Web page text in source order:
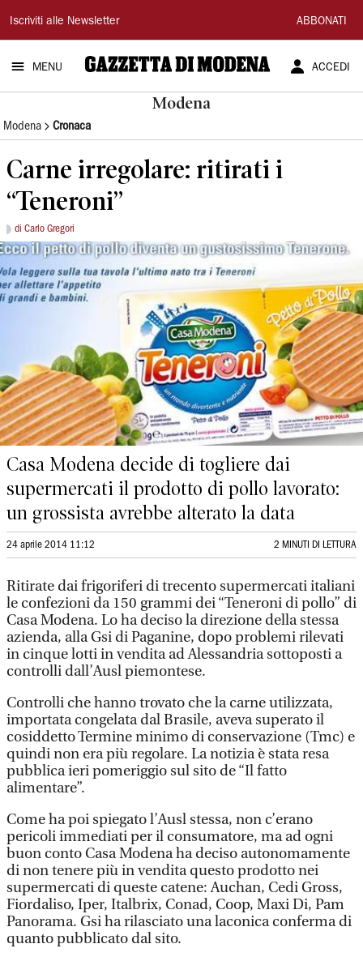
Gazzetta
di
Modena
Iscriviti alle Newsletter ABBONATI
MENU ACCEDI
Modena
Modena Cronaca
Carne irregolare: ritirati i
“Teneroni”
di Carlo Gregori
Casa Modena decide di togliere dai
supermercati il prodotto di pollo lavorato:
un grossista avrebbe alterato la data
24 aprile 2014 11:12 2 MINUTI DI LETTURA
Ritirate dai frigoriferi di trecento supermercati italiani
le confezioni da 150 grammi dei “Teneroni di pollo” di
Casa Modena. Lo ha deciso la direzione della stessa
azienda, alla Gsi di Paganine, dopo problemi rilevati
in cinque lotti in vendita ad Alessandria sottoposti a
controlli dall’Ausl piemontese.
Controlli che hanno trovato che la carne utilizzata,
importata congelata dal Brasile, aveva superato il
cosiddetto Termine minimo di conservazione (Tmc) e
quindi non era più regolare. La notizia è stata resa
pubblica ieri pomeriggio sul sito de “Il fatto
alimentare”.
Come ha poi spiegato l’Ausl stessa, non c’erano
pericoli immediati per il consumatore, ma ad ogni
buon conto Casa Modena ha deciso autonomamente
di non tenere più in vendita questo prodotto nei
supermercati di queste catene: Auchan, Cedi Gross,
Fiordaliso, Iper, Italbrix, Conad, Coop, Maxi Di, Pam
Panorama. Gsi ha rilasciato una laconica conferma di
quanto pubblicato dal sito.